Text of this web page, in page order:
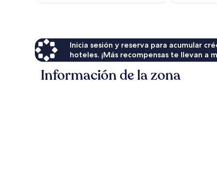
Inicia sesión y reserva para acumular
hoteles. ¡Más recompensas te llevan a
Información de la zona